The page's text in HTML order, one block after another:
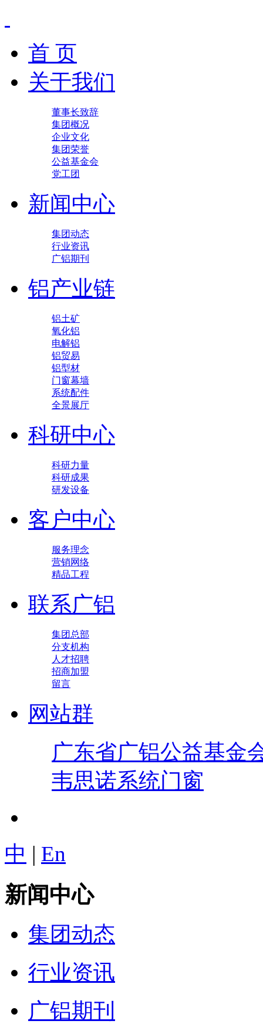
首 页
关于我们
董事长致辞
集团概况
企业文化
集团荣誉
公益基金会
党工团
新闻中心
集团动态
行业资讯
广铝期刊
铝产业链
铝土矿
氧化铝
电解铝
铝贸易
铝型材
门窗幕墙
系统配件
全景展厅
科研中心
科研力量
科研成果
研发设备
客户中心
服务理念
营销网络
精品工程
联系广铝
集团总部
分支机构
人才招聘
招商加盟
留言
网站群
广东省广铝公益基金
韦思诺系统门窗
中 | En
新闻中心
集团动态
行业资讯
广铝期刊